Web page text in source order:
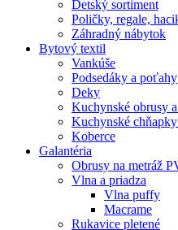
Detský sortiment
Poličky, regale,
Záhradný nábytok
Bytový textil
Vankúše
Podsedáky a poťahy
Deky
Kuchynské obrusy
Kuchynské
Koberce
Galantéria
Obrusy na metráž
Vlna a priadza
Vlna puffy
Macrame
Rukavice pletené